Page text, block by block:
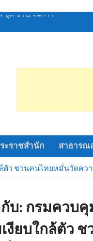
และภาค 3330
าร “ถนนปลอด
ลุ่มโรงเรียนหัว
อผู้ประสบวาตภัย
มใจ สตรีไทย
ภาคส่วนฝึก
ชุด ชรบ.ในการ
ะราชสำนัก สาธารณ
ตัว ชวนคนไทยหมั่นวัดคว
บ: กรมควบคุ
เงียบใกล้ตัว